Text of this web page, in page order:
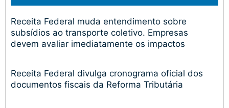
Receita Federal muda entendimento sobre
subsídios ao transporte coletivo. Empresas
devem avaliar imediatamente os impactos
Receita Federal divulga cronograma oficial dos
documentos fiscais da Reforma Tributária